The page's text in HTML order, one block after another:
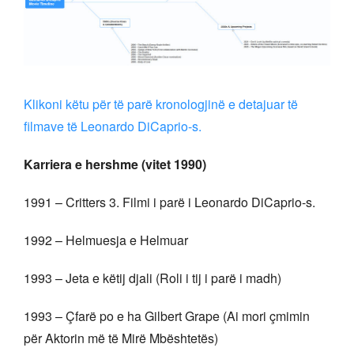
Klikoni këtu për të parë kronologjinë e detajuar të
filmave të Leonardo DiCaprio-s.
Karriera e hershme (vitet 1990)
1991 – Critters 3. Filmi i parë i Leonardo DiCaprio-s.
1992 – Helmuesja e Helmuar
1993 – Jeta e këtij djali (Roli i tij i parë i madh)
1993 – Çfarë po e ha Gilbert Grape (Ai mori çmimin
për Aktorin më të Mirë Mbështetës)